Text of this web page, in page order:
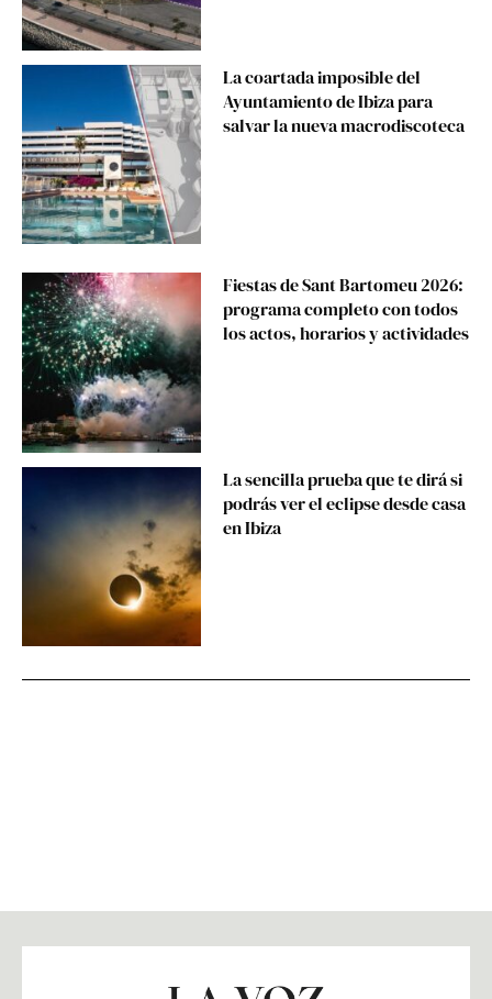
La coartada imposible del
Ayuntamiento de Ibiza para
salvar la nueva macrodiscoteca
Fiestas de Sant Bartomeu 2026:
programa completo con todos
los actos, horarios y actividades
La sencilla prueba que te dirá si
podrás ver el eclipse desde casa
en Ibiza